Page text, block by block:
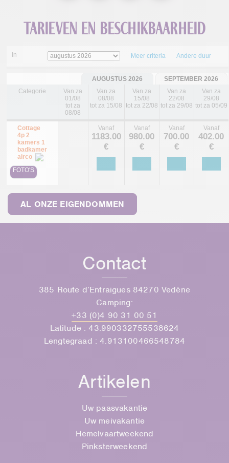
Tarieven en beschikbaarheid
In Meer criteria Andere duur
AUGUSTUS 2026
SEPTEMBER 2026
Categorie
Van za
01/08
tot za
08/08
Van za
08/08
tot za 15/08
Van za
15/08
tot za 22/08
Van za
22/08
tot za 29/08
Van za
29/08
tot za 05/09
Cottage
4p 2
kamers 1
badkamer
airco
FOTO'S
Vanaf
1183.00
€
Vanaf
980.00
€
Vanaf
700.00
€
Vanaf
402.00
€
AL ONZE EIGENDOMMEN
Contact
385 Route d’Entraigues 84270 Vedène
Camping:
+33 (0)4 90 31 00 51
Latitude : 43.990332755538624
Lengtegraad : 4.913100466548784
Artikelen
Uw paasvakantie
Uw meivakantie
Hemelvaartweekend
Pinksterweekend